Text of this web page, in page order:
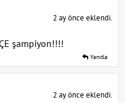
2 ay önce eklendi.
şampiyon!!!!
Yanıtla
2 ay önce eklendi.